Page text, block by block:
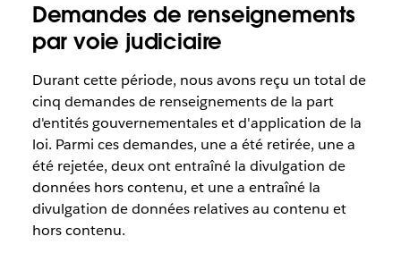
Demandes de renseignements
par voie judiciaire
Durant cette période, nous avons reçu un total de
cinq demandes de renseignements de la part
d'entités gouvernementales et d'application de la
loi. Parmi ces demandes, une a été retirée, une a
été rejetée, deux ont entraîné la divulgation de
données hors contenu, et une a entraîné la
divulgation de données relatives au contenu et
hors contenu.